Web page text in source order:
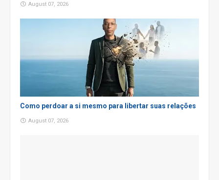
August 07, 2026
Como perdoar a si mesmo para libertar suas relações
August 07, 2026